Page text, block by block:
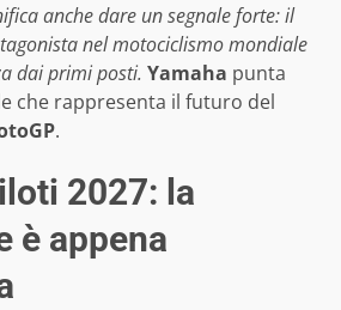
anche dare un segnale forte: il
nel motociclismo mondiale
dai primi posti. Yamaha punta
che rappresenta il futuro del
.
2027: la
è appena